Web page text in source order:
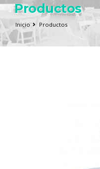
Productos
Inicio Productos